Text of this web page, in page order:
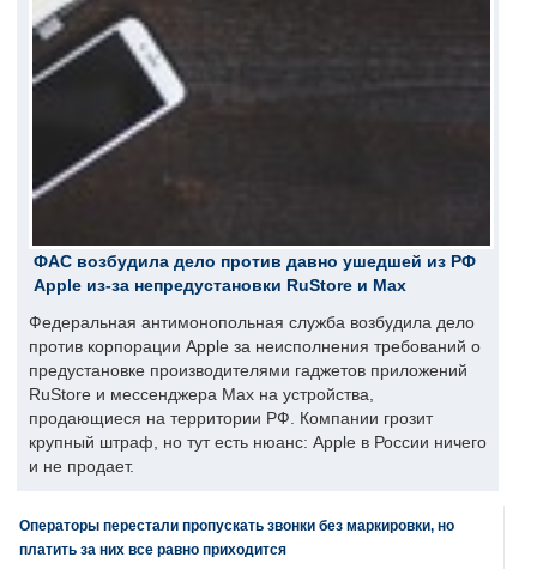
ФАС возбудила дело против давно ушедшей из РФ
Apple из-за непредустановки RuStore и Max
Федеральная антимонопольная служба возбудила дело
против корпорации Apple за неисполнения требований о
предустановке производителями гаджетов приложений
RuStore и мессенджера Max на устройства,
продающиеся на территории РФ. Компании грозит
крупный штраф, но тут есть нюанс: Apple в России ничего
и не продает.
Операторы перестали пропускать звонки без маркировки, но
платить за них все равно приходится